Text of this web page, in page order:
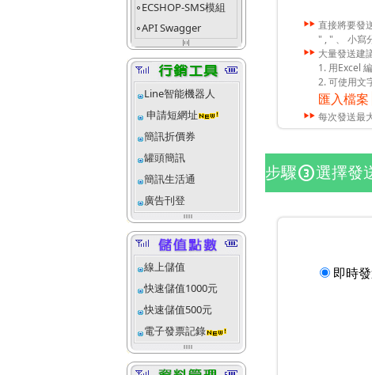
fiber_manual_record ECSHOP-SMS模組
fiber_manual_record API Swagger
align_justify_space_even
Line智能機器人
申請短網址
簡訊折價券
罐頭簡訊
簡訊生活通
廣告刊登
線上儲值
快速儲值1000元
快速儲值500元
電子發票記錄
直接將要發
" , " 、 小寫
大量發送建
1. 用Excel
2. 可使用文
匯入檔案
每次發送最
步驟counter_3選擇發
即時